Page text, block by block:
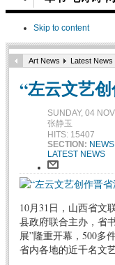
Skip to content
Art News Latest News
“左云文艺
SUNDAY, 04
张静玉
HITS: 15407
SECTION: NEWS
LATEST NEWS
10月31日，山西省文
县政府联合主办，省
展”隆重开幕，500多
省内各地的近千名文